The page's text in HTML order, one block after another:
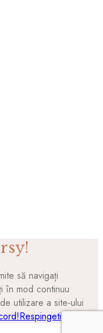
să navigați
în mod continuu
utilizare a site-ului
Respingeti